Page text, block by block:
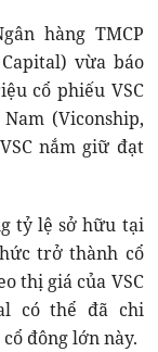
hàng TMCP
vừa báo
cổ phiếu VSC
(Viconship,
nắm giữ đạt
tỷ lệ sở hữu tại
trở thành cổ
thị giá của VSC
có thể đã chi
đông lớn này.